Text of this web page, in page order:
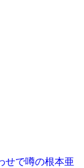
せで噂の根本亜